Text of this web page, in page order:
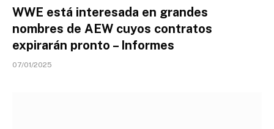
WWE está interesada en grandes
nombres de AEW cuyos contratos
expirarán pronto – Informes
07/01/2025